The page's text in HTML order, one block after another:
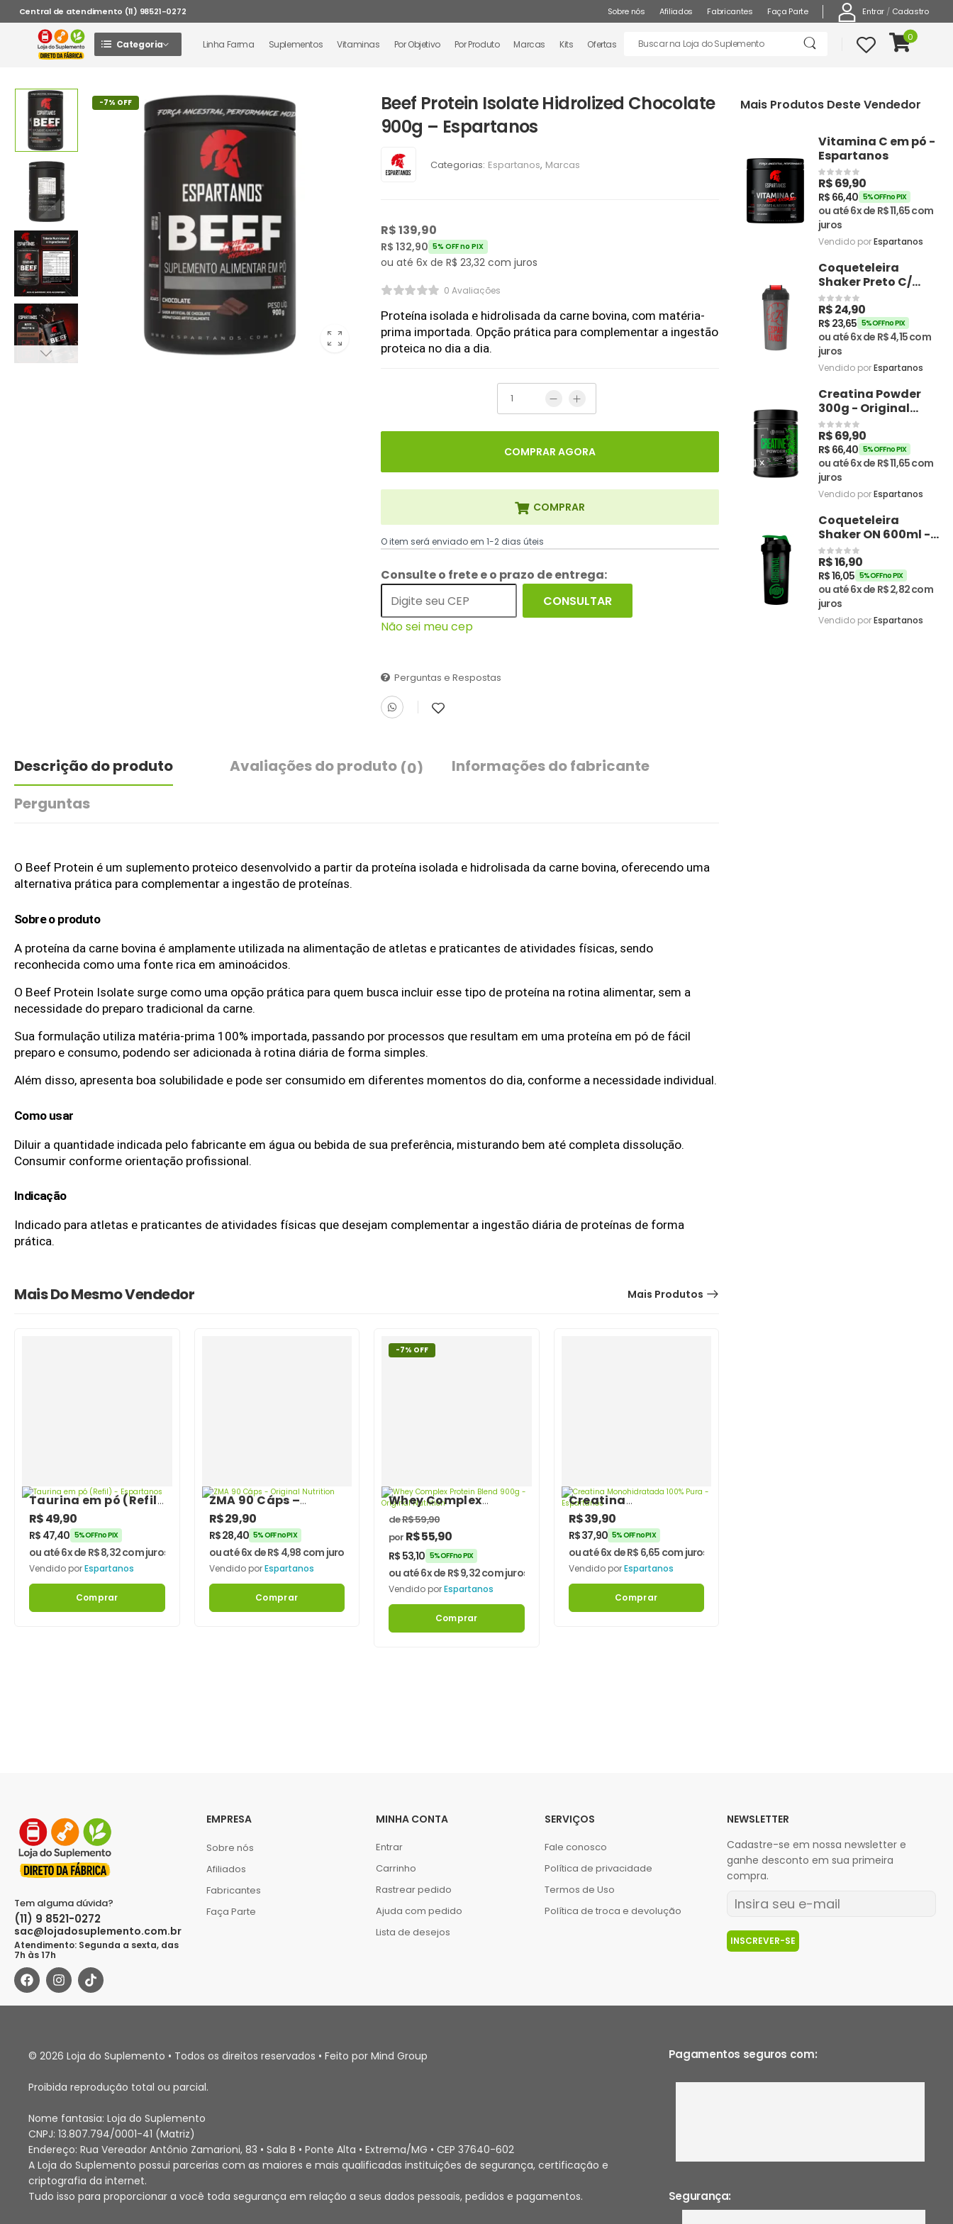
Central de atendimento (11) 98521-0272 Sobre nós Afiliados Fabricantes Faça Parte Entrar / Cadastro
Categoria Linha Farma Suplementos Vitaminas Por Objetivo Por Produto Marcas Kits Ofertas
0
Mais Produtos Deste Vendedor
Vitamina C em pó -
Espartanos
R$69,90
R$ 66,40 5% OFF no PIX
ou até 6x de R$11,65com
juros
Vendido porEspartanos
Coqueteleira
Shaker Preto C/
Vermelho 600ml -
Espartanos
R$24,90
R$ 23,65 5% OFF no PIX
ou até 6x de R$4,15com
juros
Vendido porEspartanos
Creatina Powder
300g - Original
Nutrition
R$69,90
R$ 66,40 5% OFF no PIX
ou até 6x de R$11,65com
juros
Vendido porEspartanos
Coqueteleira
Shaker ON 600ml -
Original Nutrition
R$16,90
R$16,05 5% OFF no PIX
ou até 6x de R$2,82com
juros
Vendido porEspartanos
-7% OFF
Beef Protein Isolate Hidrolized Chocolate
900g – Espartanos
Categorias: Espartanos, Marcas
R$139,90
R$ 132,90 5% OFF no PIX
ou até 6x de R$ 23,32 com juros
0 Avaliações
Proteína isolada e hidrolisada da carne bovina, com matéria-
prima importada. Opção prática para complementar a ingestão
proteica no dia a dia.
COMPRAR
COMPRAR AGORA
O item será enviado em 1-2 dias úteis
Consulte o frete e o prazo de entrega:
CONSULTAR
Não sei meu cep
Perguntas e Respostas
Descrição do produto Avaliações do produto (0)
Informações do fabricante
Perguntas
O Beef Protein é um suplemento proteico desenvolvido a partir da proteína isolada e hidrolisada da carne bovina, oferecendo uma
alternativa prática para complementar a ingestão de proteínas.
Sobre o produto
A proteína da carne bovina é amplamente utilizada na alimentação de atletas e praticantes de atividades físicas, sendo
reconhecida como uma fonte rica em aminoácidos.
O Beef Protein Isolate surge como uma opção prática para quem busca incluir esse tipo de proteína na rotina alimentar, sem a
necessidade do preparo tradicional da carne.
Sua formulação utiliza matéria-prima 100% importada, passando por processos que resultam em uma proteína em pó de fácil
preparo e consumo, podendo ser adicionada à rotina diária de forma simples.
Além disso, apresenta boa solubilidade e pode ser consumido em diferentes momentos do dia, conforme a necessidade individual.
Como usar
Diluir a quantidade indicada pelo fabricante em água ou bebida de sua preferência, misturando bem até completa dissolução.
Consumir conforme orientação profissional.
Indicação
Indicado para atletas e praticantes de atividades físicas que desejam complementar a ingestão diária de proteínas de forma
prática.
Mais Do Mesmo Vendedor Mais Produtos
Taurina em pó (Refil)
– Espartanos
R$49,90
R$ 47,40 5% OFF no PIX
ou até 6x de R$8,32com juros
Vendido porEspartanos
Comprar
ZMA 90 Cáps –
Original Nutrition
R$29,90
R$28,40 5% OFF no PIX
ou até 6x deR$ 4,98 com juros
Vendido por Espartanos
Comprar
-7% OFF
Whey Complex
Protein Blend 900g –
Original Nutrition
deR$59,90
por R$55,90
R$ 53,10 5% OFF no PIX
ou até 6x de R$9,32com juros
Vendido porEspartanos
Comprar
Creatina
Monohidratada 100%
Pura – Espartanos
R$39,90
R$37,90 5% OFF no PIX
ou até 6x deR$ 6,65 com juros
Vendido por Espartanos
Comprar
Tem alguma dúvida?
(11) 9 8521-0272
sac@lojadosuplemento.com.br
Atendimento: Segunda a sexta, das
7h às 17h
EMPRESA
Sobre nós
Afiliados
Fabricantes
Faça Parte
MINHA CONTA
Entrar
Carrinho
Rastrear pedido
Ajuda com pedido
Lista de desejos
SERVIÇOS
Fale conosco
Política de privacidade
Termos de Uso
Política de troca e devolução
NEWSLETTER
Cadastre-se em nossa newsletter e
ganhe desconto em sua primeira
compra.
INSCREVER-SE
© 2026 Loja do Suplemento • Todos os direitos reservados • Feito por Mind Group
Proibida reprodução total ou parcial.
Nome fantasia: Loja do Suplemento
CNPJ: 13.807.794/0001-41 (Matriz)
Endereço: Rua Vereador Antônio Zamarioni, 83 • Sala B • Ponte Alta • Extrema/MG • CEP 37640-602
A Loja do Suplemento possui parcerias com as maiores e mais qualificadas instituições de segurança, certificação e
criptografia da internet.
Tudo isso para proporcionar a você toda segurança em relação a seus dados pessoais, pedidos e pagamentos.
Pagamentos seguros com:
Segurança: